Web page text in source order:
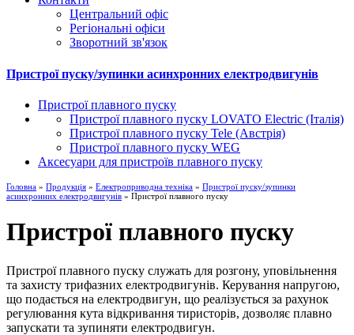
Центральний офіс
Регіональні офіси
Зворотний зв'язок
Пристрої пуску/зупинки асинхронних електродвигунів
Пристрої плавного пуску
Пристрої плавного пуску LOVATO Electric (Італія)
Пристрої плавного пуску Tele (Австрія)
Пристрої плавного пуску WEG
Аксесуари для пристроїв плавного пуску
Головна » Продукція » Електроприводна техніка » Пристрої пуску/зупинки
асинхронних електродвигунів » Пристрої плавного пуску
Пристрої плавного пуску
Пристрої плавного пуску служать для розгону, уповільнення
та захисту трифазних електродвигунів. Керування напругою,
що подається на електродвигун, що реалізується за рахунок
регулювання кута відкривання тиристорів, дозволяє плавно
запускати та зупиняти електродвигун.